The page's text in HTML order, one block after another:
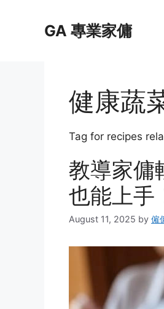
GA 專業家傭
健康蔬
Tag for recipes
教導家傭
也能上手
August 11, 2025 by 僱